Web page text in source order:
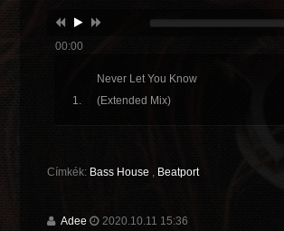
00:00
Never Let You Know
(Extended Mix)
Címkék: Bass House , Beatport
Adee 2020.10.11 15:36